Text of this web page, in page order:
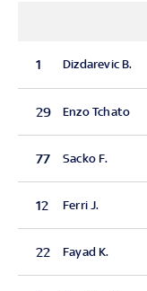
1 Dizdarevic B.
29 Enzo Tchato
77 Sacko F.
12 Ferri J.
22 Fayad K.